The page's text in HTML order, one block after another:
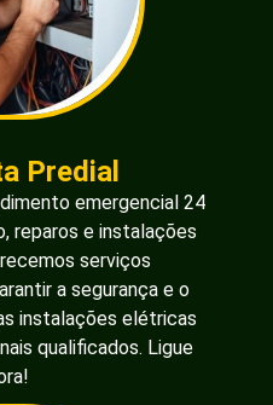
Predial
emergencial 24
reparos e instalações
serviços
a segurança e o
instalações elétricas
qualificados. Ligue